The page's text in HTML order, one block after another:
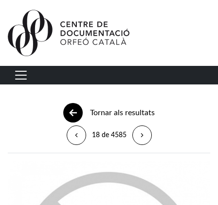
Vés al contingut
Navegació principal
Tornar als resultats
18 de 4585